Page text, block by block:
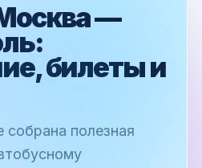
—
билеты и
собрана полезная